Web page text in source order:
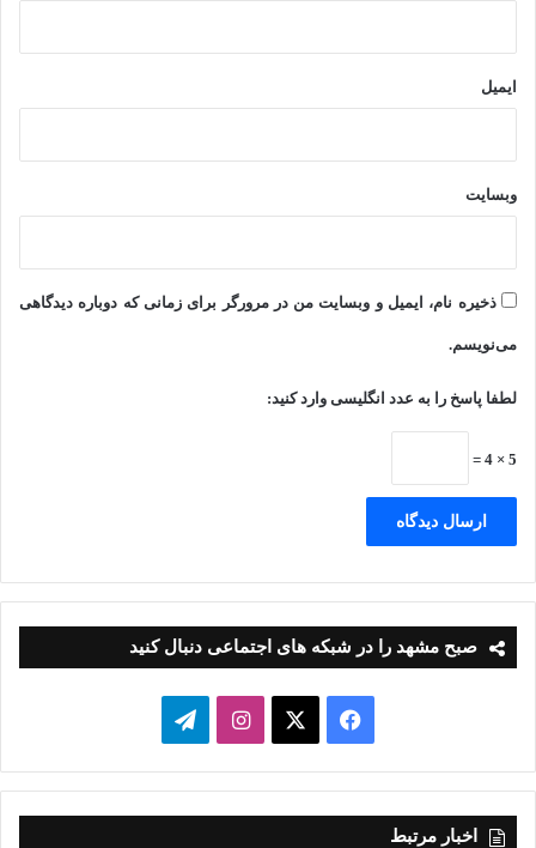
ایمیل
وبسایت
ذخیره نام، ایمیل و وبسایت من در مرورگر برای زمانی که دوباره دیدگاهی
می‌نویسم.
لطفا پاسخ را به عدد انگلیسی وارد کنید:
5 × 4 =
صبح مشهد را در شبکه های اجتماعی دنبال کنید
فیسبوک ایکساینستاگرامتلگرام
اخبار مرتبط